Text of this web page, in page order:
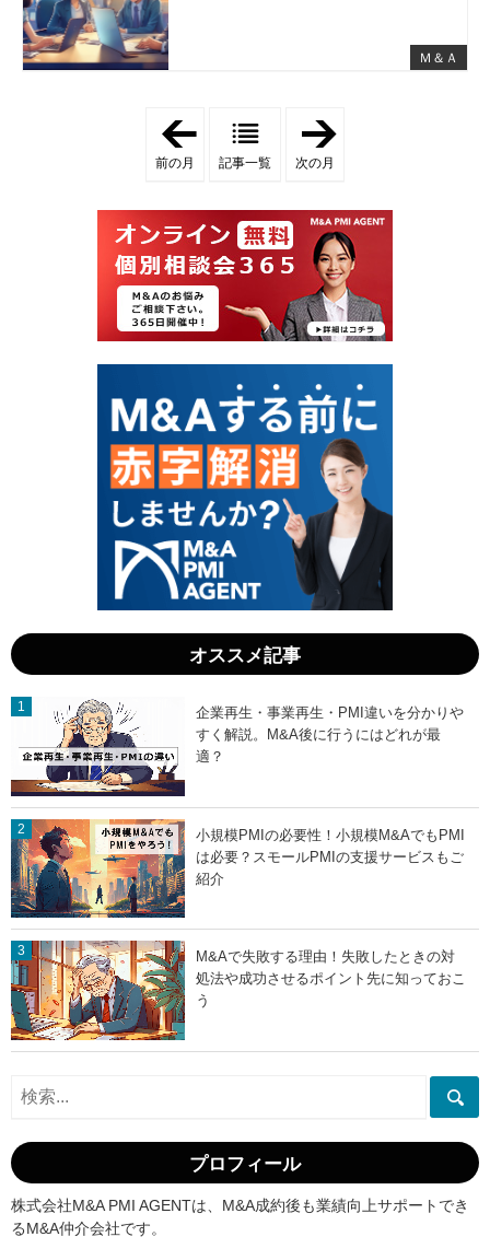
Ｍ＆Ａ
8
月
」
前の月 記事一覧
1
0
月
」
次の月
オススメ記事
企業再生・事業再生・PMI違いを分かりや
すく解説。M&A後に行うにはどれが最
適？
小規模PMIの必要性！小規模M&AでもPMI
は必要？スモールPMIの支援サービスもご
紹介
M&Aで失敗する理由！失敗したときの対
処法や成功させるポイント先に知っておこ
う
プロフィール
株式会社M&A PMI AGENTは、M&A成約後も業績向上サポートでき
るM&A仲介会社です。